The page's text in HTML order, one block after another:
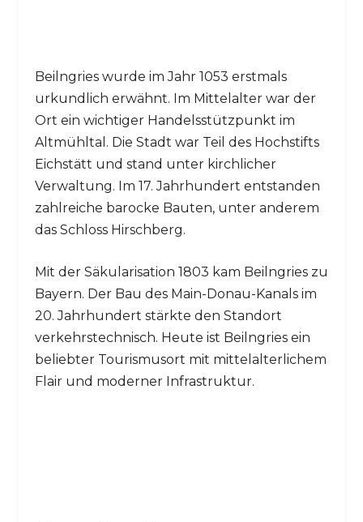
Beilngries wurde im Jahr 1053 erstmals
urkundlich erwähnt. Im Mittelalter war der
Ort ein wichtiger Handelsstützpunkt im
Altmühltal. Die Stadt war Teil des Hochstifts
Eichstätt und stand unter kirchlicher
Verwaltung. Im 17. Jahrhundert entstanden
zahlreiche barocke Bauten, unter anderem
das Schloss Hirschberg.
Mit der Säkularisation 1803 kam Beilngries zu
Bayern. Der Bau des Main-Donau-Kanals im
20. Jahrhundert stärkte den Standort
verkehrstechnisch. Heute ist Beilngries ein
beliebter Tourismusort mit mittelalterlichem
Flair und moderner Infrastruktur.